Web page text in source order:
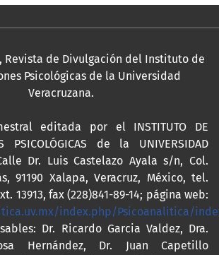
Revista de Divulgación del Instituto de
Psicológicas de la Universidad
Veracruzana.
editada por el INSTITUTO DE
PSICOLÓGICAS de la UNIVERSIDAD
Calle Dr. Luis Castelazo Ayala s/n, Col.
91190 Xalapa, Veracruz, México, tel.
13913, fax (228)841-89-14; página web:
index.php/Psicoanalitica/
Dr. Ricardo Garcia Valdez, Dra.
Hernández, Dr. Juan Capetillo